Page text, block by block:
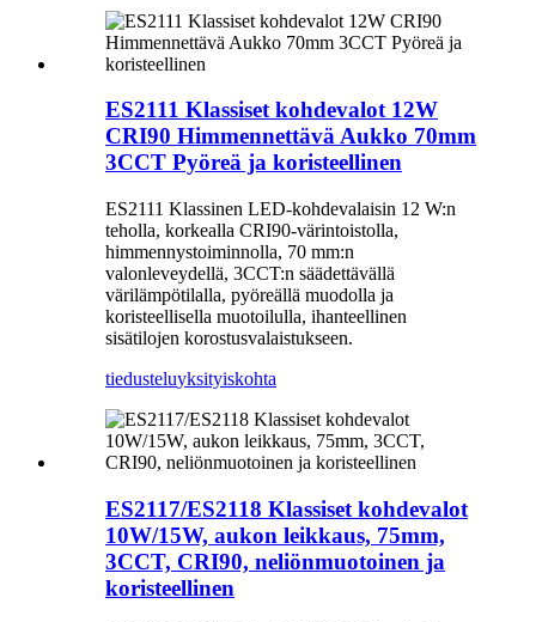
ES2111 Klassiset kohdevalot 12W
CRI90 Himmennettävä Aukko 70mm
3CCT Pyöreä ja koristeellinen
ES2111 Klassinen LED-kohdevalaisin 12 W:n
teholla, korkealla CRI90-värintoistolla,
himmennystoiminnolla, 70 mm:n
valonleveydellä, 3CCT:n säädettävällä
värilämpötilalla, pyöreällä muodolla ja
koristeellisella muotoilulla, ihanteellinen
sisätilojen korostusvalaistukseen.
tiedusteluyksityiskohta
ES2117/ES2118 Klassiset kohdevalot
10W/15W, aukon leikkaus, 75mm,
3CCT, CRI90, neliönmuotoinen ja
koristeellinen